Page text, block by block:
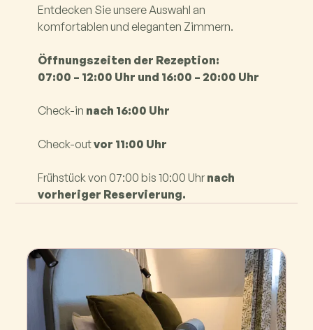
Entdecken Sie unsere Auswahl an
komfortablen und eleganten Zimmern.
Öffnungszeiten der Rezeption:
07:00 – 12:00 Uhr und 16:00 – 20:00 Uhr
Check-in nach 16:00 Uhr
Check-outvor 11:00 Uhr
Frühstück von 07:00 bis 10:00 Uhr nach
vorheriger Reservierung.